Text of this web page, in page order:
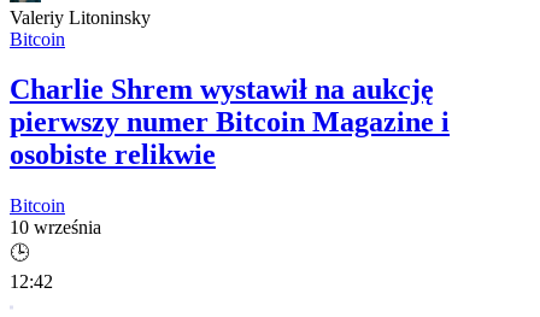
Valeriy Litoninsky
Bitcoin
Charlie Shrem wystawił na aukcję
pierwszy numer Bitcoin Magazine i
osobiste relikwie
Bitcoin
10 września
🕒
12:42